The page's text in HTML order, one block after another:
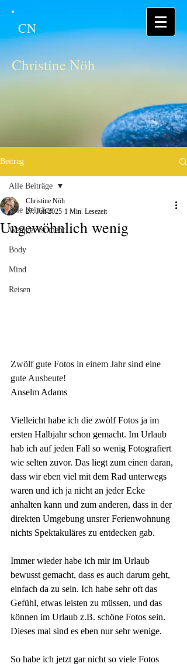
CN
Christine Nöh
Beitrag
Alle Beiträge
Weniger ist mehr
Body
Mind
Reisen
Alle Beiträge
Ungewöhnlich wenig
Christine Nöh
27. Juli 2025 1 Min. Lesezeit
Zwölf gute Fotos in einem Jahr sind eine
gute Ausbeute!
Anselm Adams
Vielleicht habe ich die zwölf Fotos ja im
ersten Halbjahr schon gemacht. Im Urlaub
hab ich auf jeden Fall so wenig Fotografiert
wie selten zuvor. Das liegt zum einen daran,
dass wir eben viel mit dem Rad unterwegs
waren und ich ja nicht an jeder Ecke
anhalten kann und zum anderen, dass in der
direkten Umgebung unsrer Ferienwohnung
nichts Spektakuläres zu entdecken gab.
Immer wieder habe ich mir im Urlaub
bewusst gemacht, dass es auch darum geht,
einfach da zu sein. Ich habe sehr oft das
Gefühl, etwas leisten zu müssen, und das
können im Urlaub z.B. schöne Fotos sein.
Dieses mal sind es eben nur sehr wenige.
So habe ich jetzt gar nicht so viele Fotos